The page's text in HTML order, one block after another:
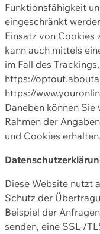
Funktionsfähigkeit
eingeschränkt
Einsatz von Cookies
kann auch mittels
im Fall des
https://
https://
Daneben können
Rahmen der
und Cookies erhalten.
Diese Website nutzt
Schutz der
Beispiel der
senden, eine SSL-/